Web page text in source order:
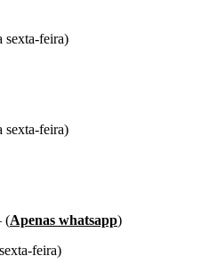
sexta-feira)
sexta-feira)
(Apenas whatsapp)
feira)